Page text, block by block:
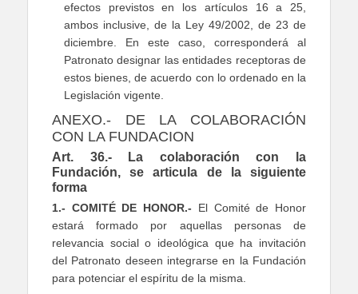
efectos previstos en los artículos 16 a 25,
ambos inclusive, de la Ley 49/2002, de 23 de
diciembre. En este caso, corresponderá al
Patronato designar las entidades receptoras de
estos bienes, de acuerdo con lo ordenado en la
Legislación vigente.
ANEXO.- DE LA COLABORACIÓN
CON LA FUNDACION
Art. 36.- La colaboración con la
Fundación, se articula de la siguiente
forma
1.- COMITÉ DE HONOR.- El Comité de Honor
estará formado por aquellas personas de
relevancia social o ideológica que ha invitación
del Patronato deseen integrarse en la Fundación
para potenciar el espíritu de la misma.